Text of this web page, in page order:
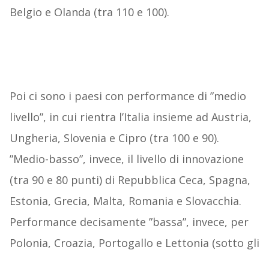
Belgio e Olanda (tra 110 e 100).
Poi ci sono i paesi con performance di ”medio
livello”, in cui rientra l’Italia insieme ad Austria,
Ungheria, Slovenia e Cipro (tra 100 e 90).
”Medio-basso”, invece, il livello di innovazione
(tra 90 e 80 punti) di Repubblica Ceca, Spagna,
Estonia, Grecia, Malta, Romania e Slovacchia.
Performance decisamente ”bassa”, invece, per
Polonia, Croazia, Portogallo e Lettonia (sotto gli